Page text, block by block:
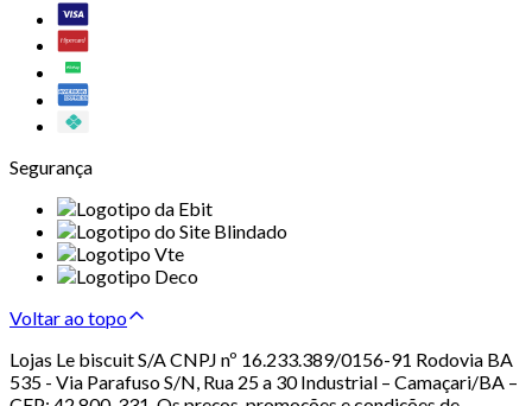
Segurança
Voltar ao topo
Lojas Le biscuit S/A CNPJ nº 16.233.389/0156-91 Rodovia BA
535 - Via Parafuso S/N, Rua 25 a 30 Industrial – Camaçari/BA –